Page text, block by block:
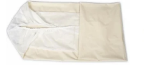
Lampi de veghe
Mobilier Birou
Saltele de infasat